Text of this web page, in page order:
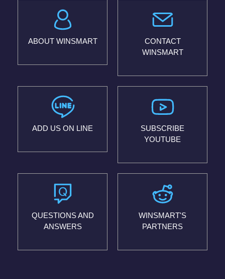
ABOUT WINSMART
CONTACT
WINSMART
ADD US ON LINE
SUBSCRIBE
YOUTUBE
QUESTIONS AND
ANSWERS
WINSMART'S
PARTNERS